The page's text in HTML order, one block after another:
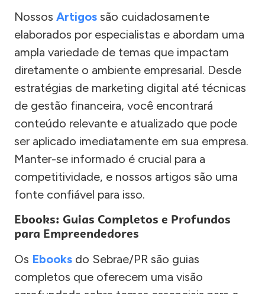
Nossos Artigos são cuidadosamente
elaborados por especialistas e abordam uma
ampla variedade de temas que impactam
diretamente o ambiente empresarial. Desde
estratégias de marketing digital até técnicas
de gestão financeira, você encontrará
conteúdo relevante e atualizado que pode
ser aplicado imediatamente em sua empresa.
Manter-se informado é crucial para a
competitividade, e nossos artigos são uma
fonte confiável para isso.
Ebooks: Guias Completos e Profundos
para Empreendedores
Os Ebooks do Sebrae/PR são guias
completos que oferecem uma visão